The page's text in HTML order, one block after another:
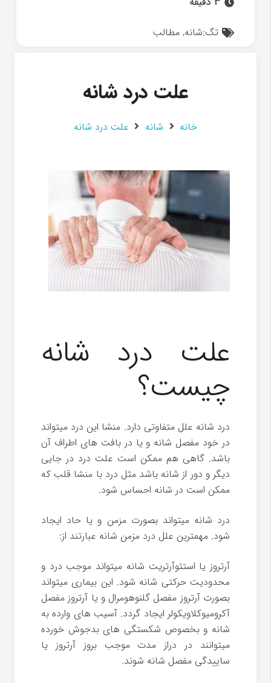
تگ:شانه,مطالب
علت درد شانه
خانه شانه علت درد شانه
علت درد شانه
چیست؟
درد شانه علل متفاوتی دارد. منشا این درد میتواند
در خود مفصل شانه و یا در بافت های اطراف آن
باشد. گاهی هم ممکن است علت درد در جایی
دیگر و دور از شانه باشد مثل درد با منشا قلب که
ممکن است در شانه احساس شود.
درد شانه میتواند بصورت مزمن و یا حاد ایجاد
شود. مهمترین علل درد مزمن شانه عبارتند از:
آرتروز یا استئوآرتریت شانه میتواند موجب درد و
محدودیت حرکتی شانه شود. این بیماری میتواند
بصورت آرتروز مفصل گلنوهومرال و یا آرتروز مفصل
آکرومیوکلاویکولر ایجاد گردد. آسیب های وارده به
شانه و بخصوص شکستگی های بدجوش خورده
میتوانند در دراز مدت موجب بروز آرتروز یا
ساییدگی مفصل شانه شوند.